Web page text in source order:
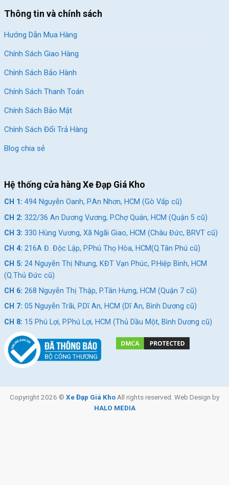
Thông tin và chính sách
Hướng Dẫn Mua Hàng
Chính Sách Giao Hàng
Chính Sách Bảo Hành
Chính Sách Thanh Toán
Chính Sách Bảo Mật
Chính Sách Đổi Trả Hàng
Blog chia sẻ
Hệ thống cửa hàng Xe Đạp Giá Kho
CH 1: 494 Nguyễn Oanh, P.An Nhơn, HCM (Gò Vấp cũ)
CH 2: 322/36 An Dương Vương, P.Chợ Quán, HCM (Quận 5 cũ)
CH 3: 330 Hùng Vương, Xã Ngãi Giao, HCM (Châu Đức, BRVT cũ)
CH 4: 216A Đ. Độc Lập, P.Phú Thọ Hòa, HCM(Q.Tân Phú cũ)
CH 5: 24 Nguyễn Thị Nhung, KĐT Vạn Phúc, P.Hiệp Bình, HCM
(Q.Thủ Đức cũ)
CH 6: 268 Nguyễn Thị Thập, P.Tân Hưng, HCM (Quận 7 cũ)
CH 7: 05 Nguyễn Trãi, P.Dĩ An, HCM (Dĩ An, Bình Dương cũ)
CH 8: 15 Phú Lợi, P.Phú Lợi, HCM (Thủ Dầu Một, Bình Dương cũ)
Copyright 2026 © Xe Đạp Giá Kho All rights reserved. Web Design by
HALO MEDIA